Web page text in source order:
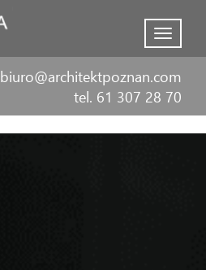
Menu
biuro@architektpoznan.com
tel. 61 307 28 70